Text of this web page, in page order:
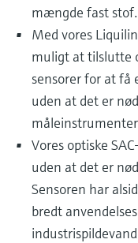
mængde fast stof.
Med vores
muligt at tilslutte
sensorer for at få
uden at det er
Vores optiske
uden at det er
Sensoren har
bredt